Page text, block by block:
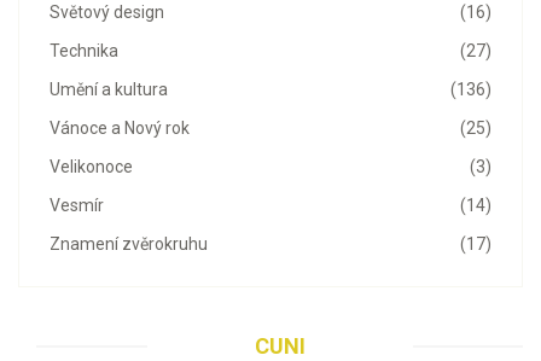
(16)
Světový design
(27)
Technika
(136)
Umění a kultura
(25)
Vánoce a Nový rok
(3)
Velikonoce
(14)
Vesmír
(17)
Znamení zvěrokruhu
CUNI